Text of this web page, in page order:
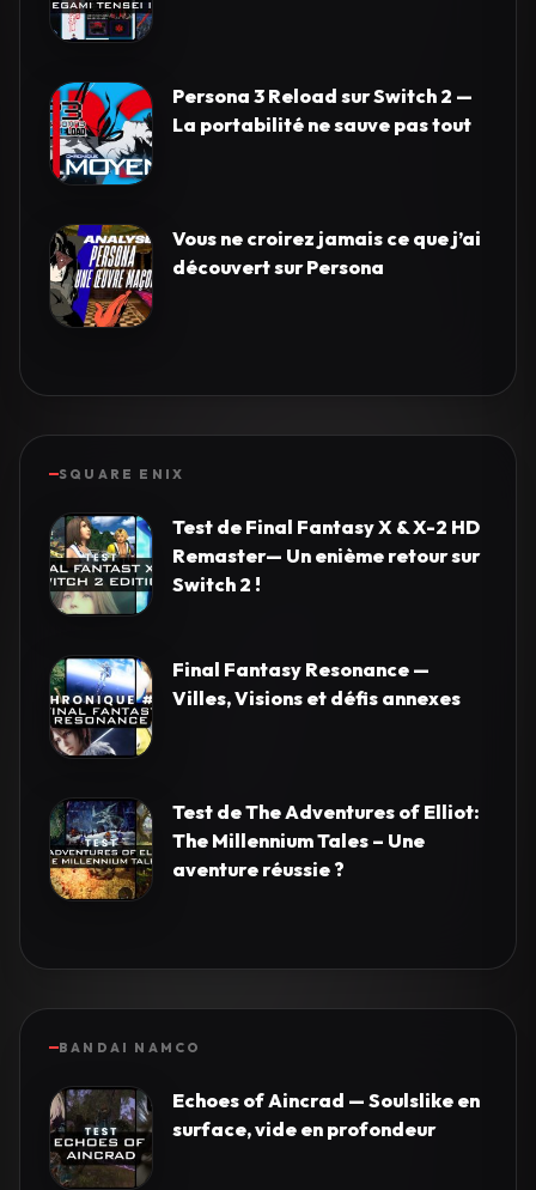
Persona 3 Reload sur Switch 2 —
La portabilité ne sauve pas tout
Vous ne croirez jamais ce que j’ai
découvert sur Persona
SQUARE ENIX
Test de Final Fantasy X & X-2 HD
Remaster— Un enième retour sur
Switch 2 !
Final Fantasy Resonance —
Villes, Visions et défis annexes
Test de The Adventures of Elliot:
The Millennium Tales – Une
aventure réussie ?
BANDAI NAMCO
Echoes of Aincrad — Soulslike en
surface, vide en profondeur